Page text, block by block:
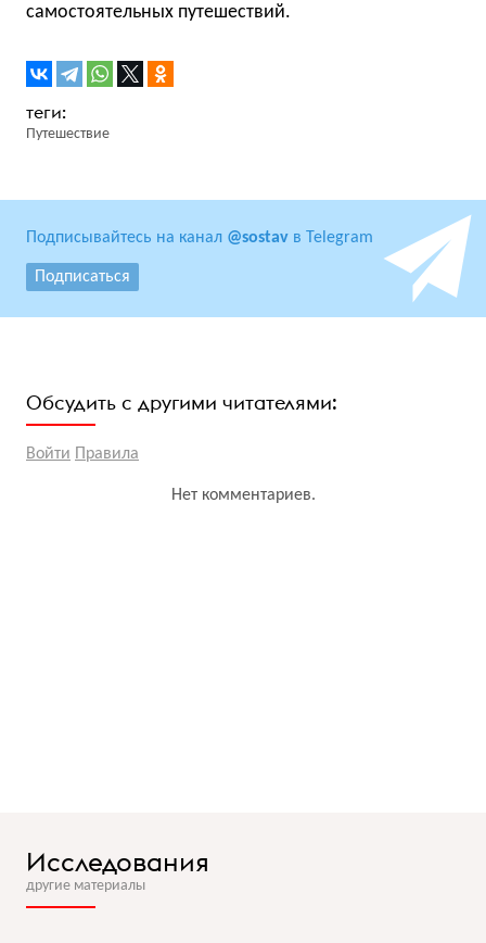
самостоятельных путешествий.
Путешествие
Подписывайтесь на канал @sostav в Telegram
Подписаться
Обсудить с другими читателями:
Войти Правила
Нет комментариев.
Исследования
другие материалы